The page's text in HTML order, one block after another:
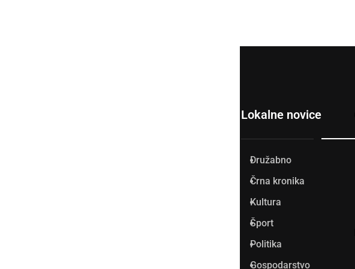
Lokalne novice
Družabno
Črna kronika
Kultura
Šport
Politika
Gospodarstvo